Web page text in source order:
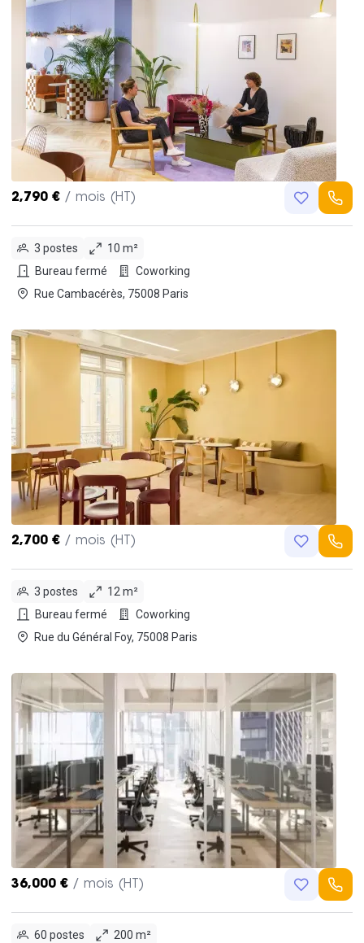
2,790 € / mois (HT)
3 postes
10 m²
Bureau fermé
Coworking
Rue Cambacérès, 75008 Paris
2,700 € / mois (HT)
3 postes
12 m²
Bureau fermé
Coworking
Rue du Général Foy, 75008 Paris
36,000 € / mois (HT)
60 postes
200 m²